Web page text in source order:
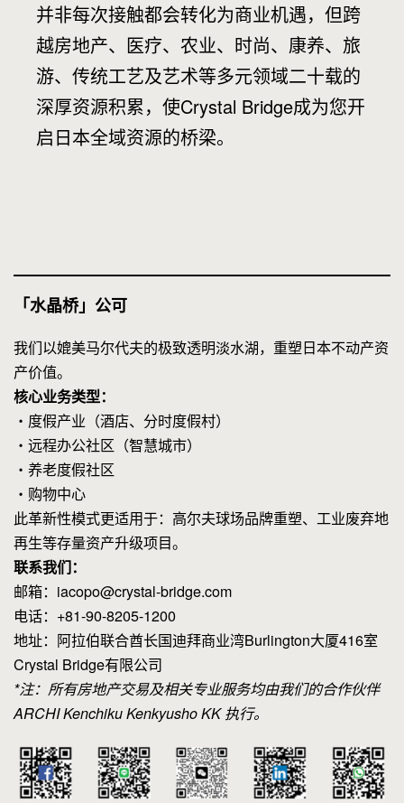
并非每次接触都会转化为商业机遇，但跨
越房地产、医疗、农业、时尚、康养、旅
游、传统工艺及艺术等多元领域二十载的
深厚资源积累，使Crystal Bridge成为您开
启日本全域资源的桥梁。
「水晶桥」公可
我们以媲美马尔代夫的极致透明淡水湖，重塑日本不动产资
产价值。
核心业务类型：
・度假产业（酒店、分时度假村）
・远程办公社区（智慧城市）
・养老度假社区
・购物中心
此革新性模式更适用于：高尔夫球场品牌重塑、工业废弃地
再生等存量资产升级项目。
联系我们：
邮箱：iacopo@crystal-bridge.com
电话：+81-90-8205-1200
地址：阿拉伯联合酋长国迪拜商业湾Burlington大厦416室
Crystal Bridge有限公司
*注：所有房地产交易及相关专业服务均由我们的合作伙伴
ARCHI Kenchiku Kenkyusho KK 执行。